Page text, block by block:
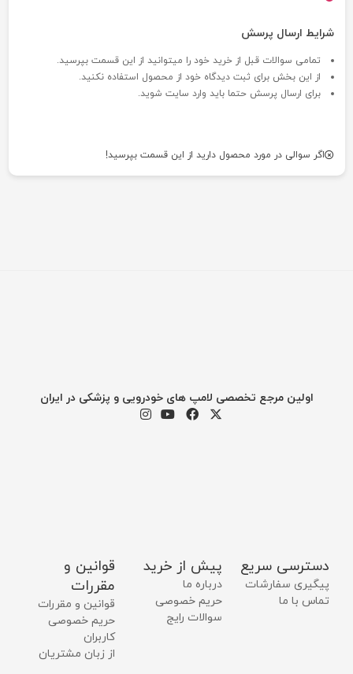
شرایط ارسال پرسش
تمامی سوالات قبل از خرید خود را میتوانید از این قسمت بپرسید.
از این بخش برای ثبت دیدگاه خود از محصول استفاده نکنید.
برای ارسال پرسش حتما باید وارد سایت شوید.
اگر سوالی در مورد محصول دارید از این قسمت بپرسید!
اولین مرجع تخصصی لامپ های خودرویی و پزشکی در ایران
دسترسی سریع
پیگیری سفارشات
تماس با ما
پیش از خرید
درباره ما
حریم خصوصی
سوالات رایج
قوانین و
مقررات
قوانین و مقررات
حریم خصوصی
کاربران
از زبان مشتریان